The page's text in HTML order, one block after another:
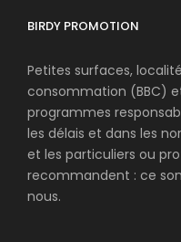
BIRDY PROMOTION
Petites surfaces,
consommation (BBC)
programmes
les délais et dans les
et les particuliers ou
recommandent : ce
nous.